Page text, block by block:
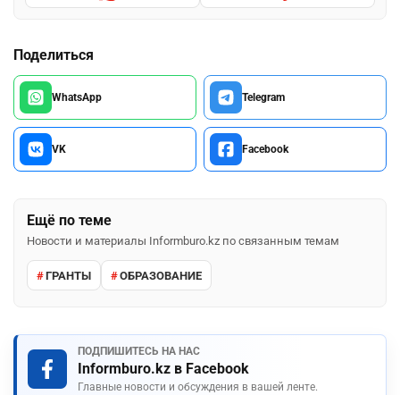
Поделиться
WhatsApp Telegram
VK Facebook
Ещё по теме
Новости и материалы Informburo.kz по связанным темам
ГРАНТЫ ОБРАЗОВАНИЕ
ПОДПИШИТЕСЬ НА НАС
Informburo.kz в Facebook
Главные новости и обсуждения в вашей ленте.